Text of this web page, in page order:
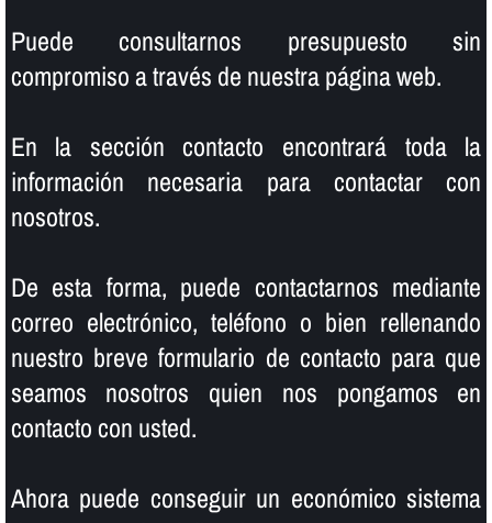
Puede consultarnos presupuesto sin
compromiso a través de nuestra página web.
En la sección contacto encontrará toda la
información necesaria para contactar con
nosotros.
De esta forma, puede contactarnos mediante
correo electrónico, teléfono o bien rellenando
nuestro breve formulario de contacto para que
seamos nosotros quien nos pongamos en
contacto con usted.
Ahora puede conseguir un económico sistema